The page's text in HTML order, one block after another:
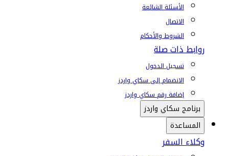
الأسئلة الشائعة
الاتصال
الشروط والأحكام
روابط ذات صلة
تسجيل الدخول
الانضمام إلى سكاي واردز
إضافة رقم سكاي واردز
برنامج سكاي واردز
المساعدة
وكلاء السفر